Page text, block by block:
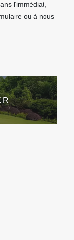
l’immédiat,
ou à nous